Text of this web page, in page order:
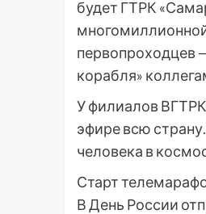
будет ГТРК
первопроходцев
корабля»
У филиалов
эфире всю
человека в
Старт
В День России